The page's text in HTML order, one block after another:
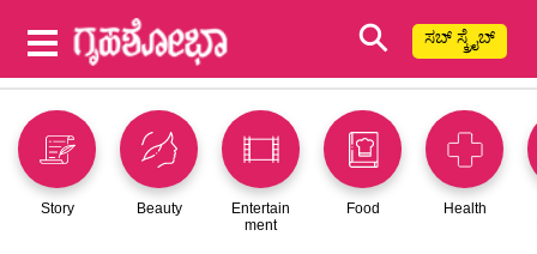
⚲ ಸಬ್ ಸ್ಕ್ರೈಬ್
Story Beauty
Entertain
ment
Food
Health